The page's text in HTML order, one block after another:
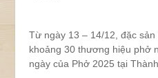
Từ ngày 13 – 14/12, đặc
khoảng 30 thương hiệu phở
ngày của Phở 2025 tại